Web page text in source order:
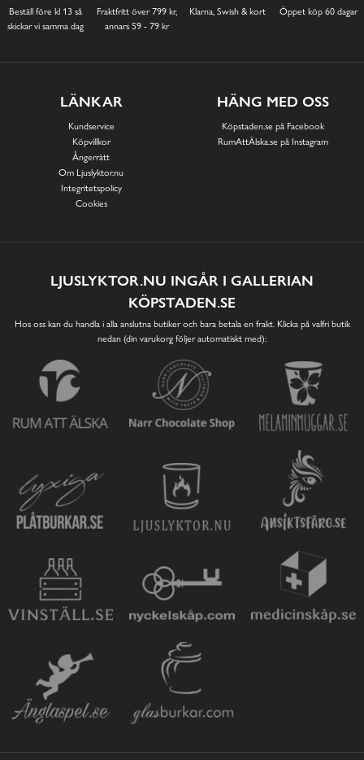
Beställ före kl 13 så
skickar vi samma dag
Fraktfritt över 799 kr,
annars 59 - 79 kr
Klarna, Swish & kort Öppet köp 60 dagar
LÄNKAR
Kundservice
Köpvillkor
Ångerrätt
Om Ljuslyktor.nu
Integritetspolicy
Cookies
HÄNG MED OSS
Köpstaden.se på Facebook
RumAttÄlska.se på Instagram
LJUSLYKTOR.NU INGÅR I GALLERIAN
KÖPSTADEN.SE
Hos oss kan du handla i alla anslutna butiker och bara betala en frakt. Klicka på valfri butik
nedan (din varukorg följer automatiskt med):